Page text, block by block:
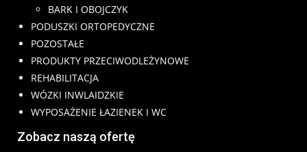
BARK I OBOJCZYK
PODUSZKI ORTOPEDYCZNE
POZOSTAŁE
PRODUKTY PRZECIWODLEŻYNOWE
REHABILITACJA
WÓZKI INWLAIDZKIE
WYPOSAŻENIE ŁAZIENEK I WC
Zobacz naszą ofertę